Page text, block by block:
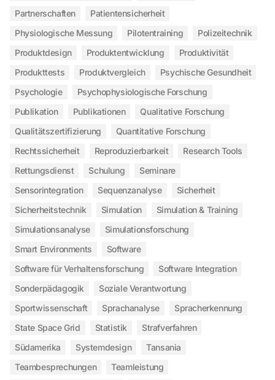
Partnerschaften
Patientensicherheit
Physiologische Messung
Pilotentraining
Polizeitechnik
Produktdesign
Produktentwicklung
Produktivität
Produkttests
Produktvergleich
Psychische Gesundheit
Psychologie
Psychophysiologische Forschung
Publikation
Publikationen
Qualitative Forschung
Qualitätszertifizierung
Quantitative Forschung
Rechtssicherheit
Reproduzierbarkeit
Research Tools
Rettungsdienst
Schulung
Seminare
Sensorintegration
Sequenzanalyse
Sicherheit
Sicherheitstechnik
Simulation
Simulation & Training
Simulationsanalyse
Simulationsforschung
Smart Environments
Software
Software für Verhaltensforschung
Software Integration
Sonderpädagogik
Soziale Verantwortung
Sportwissenschaft
Sprachanalyse
Spracherkennung
State Space Grid
Statistik
Strafverfahren
Südamerika
Systemdesign
Tansania
Teambesprechungen
Teamleistung